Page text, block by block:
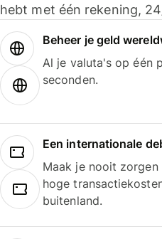
hebt met één rekening,
Beheer je geld
Al je valuta's op één
seconden.
Een internationale
Maak je nooit
hoge
buitenland.